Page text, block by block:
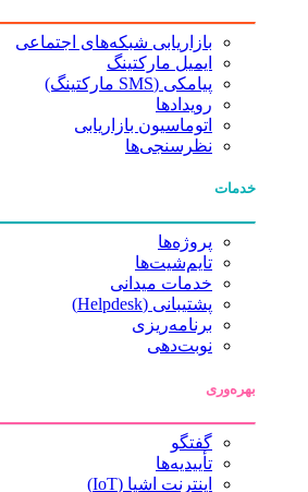
بازاریابی شبکه‌های اجتماعی
ایمیل مارکتینگ
پیامکی (SMS مارکتینگ)
رویدادها
اتوماسیون بازاریابی
نظرسنجی‌ها
خدمات
پروژه‌ها
تایم‌شیت‌ها
خدمات میدانی
پشتیبانی (Helpdesk)
برنامه‌ریزی
نوبت‌دهی
بهره‌وری
گفتگو
تأییدیه‌ها
اینترنت اشیا (IoT)